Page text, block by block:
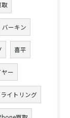
取
バーキン
喜平
ー
イトリング